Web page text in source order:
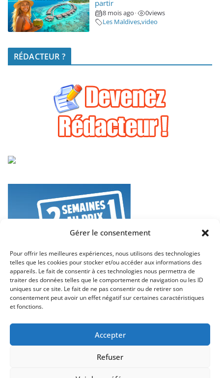
Gérer le consentement
Pour offrir les meilleures expériences, nous utilisons des technologies
telles que les cookies pour stocker et/ou accéder aux informations des
appareils. Le fait de consentir à ces technologies nous permettra de
traiter des données telles que le comportement de navigation ou les ID
uniques sur ce site. Le fait de ne pas consentir ou de retirer son
consentement peut avoir un effet négatif sur certaines caractéristiques
et fonctions.
Accepter
Refuser
partir
8 mois ago • 0views
Les Maldives,video
RÉDACTEUR ?